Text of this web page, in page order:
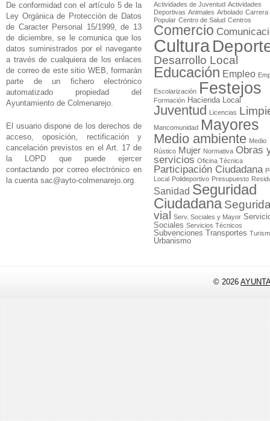
De conformidad con el artículo 5 de la
Ley Orgánica de Protección de Datos
de Caracter Personal 15/1999, de 13
de diciembre, se le comunica que los
datos suministrados por el navegante
a través de cualquiera de los enlaces
de correo de este sitio WEB, formarán
parte de un fichero electrónico
automatizado propiedad del
Ayuntamiento de Colmenarejo.
El usuario dispone de los derechos de
acceso, oposición, rectificación y
cancelación previstos en el Art. 17 de
la LOPD que puede ejercer
contactando por correo electrónico en
la cuenta sac@ayto-colmenarejo.org.
Actividades de Juventud Actividades
Deportivas Animales Arbolado Carrera
Popular Centro de Salud Centros
Comercio
Cultura
Desarrollo Local
Educación Empleo
Escolarización Festejos
Formación Hacienda Local
Juventud Licencias
Mancomunidad Mayores
Medio ambiente Medio
Rústico Mujer Normativa Obras
servicios Oficina Técnica
Participación Ciudadana
Local Polideportivo Presupuesto
Sanidad Seguridad
Ciudadana
vial
Serv. Sociales y Mayor
Sociales Servicios Técnicos
Subvenciones Transportes
Urbanismo
© 2026